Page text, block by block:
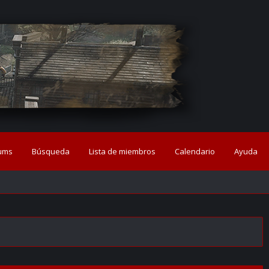
Búsqueda Lista de miembros Calendario Ayuda